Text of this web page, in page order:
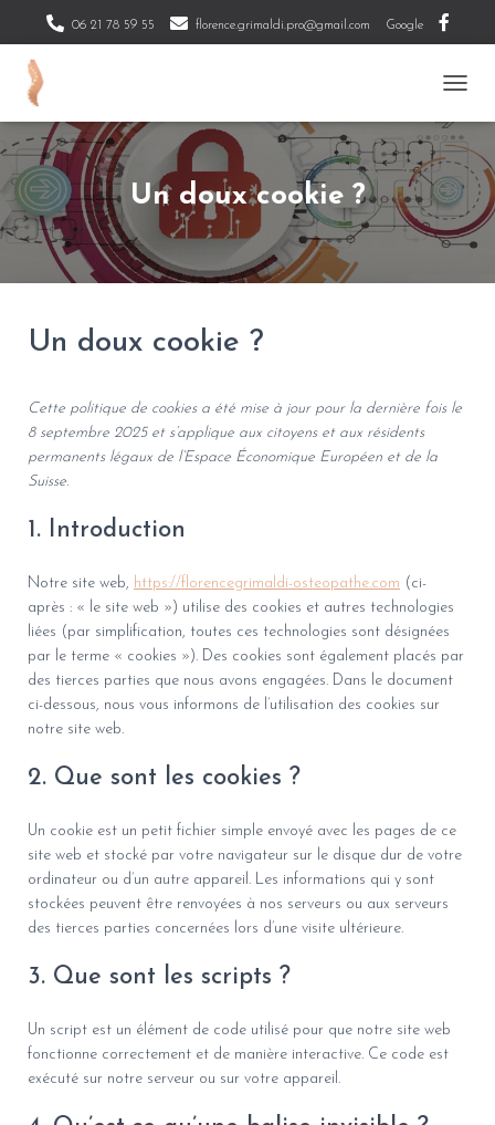
06 21 78 59 55 florence.grimaldi.pro@gmail.com Google
U
V
R
I
R
/
F
N
Un doux cookie ?
Un doux cookie ?
Cette politique de cookies a été mise à jour pour la dernière fois le
8 septembre 2025 et s’applique aux citoyens et aux résidents
permanents légaux de l’Espace Économique Européen et de la
Suisse.
1. Introduction
Notre site web, https://florencegrimaldi-osteopathe.com (ci-
après : « le site web ») utilise des cookies et autres technologies
liées (par simplification, toutes ces technologies sont désignées
par le terme « cookies »). Des cookies sont également placés par
des tierces parties que nous avons engagées. Dans le document
ci-dessous, nous vous informons de l’utilisation des cookies sur
notre site web.
2. Que sont les cookies ?
Un cookie est un petit fichier simple envoyé avec les pages de ce
site web et stocké par votre navigateur sur le disque dur de votre
ordinateur ou d’un autre appareil. Les informations qui y sont
stockées peuvent être renvoyées à nos serveurs ou aux serveurs
des tierces parties concernées lors d’une visite ultérieure.
3. Que sont les scripts ?
Un script est un élément de code utilisé pour que notre site web
fonctionne correctement et de manière interactive. Ce code est
exécuté sur notre serveur ou sur votre appareil.